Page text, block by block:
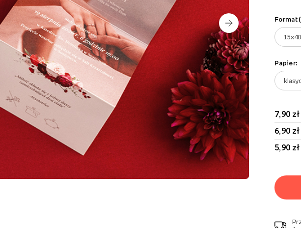
Format
Papier:
7,90 zł
6,90 zł
5,90 zł